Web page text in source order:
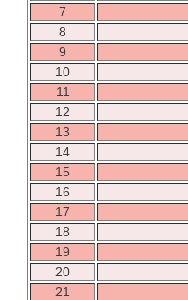
7
8
9
10
11
12
13
14
15
16
17
18
19
20
21